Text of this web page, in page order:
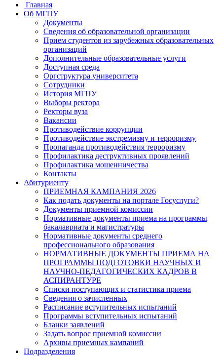
Главная
Об МГПУ
Документы
Сведения об образовательной организации
Прием студентов из зарубежных образовательных
организаций
Дополнительные образовательные услуги
Доступная среда
Оргструктура университета
Сотрудники
История МГПУ
Выборы ректора
Ректоры вуза
Вакансии
Противодействие коррупции
Противодействие экстремизму и терроризму
Пропаганда противодействия терроризму
Профилактика деструктивных проявлений
Профилактика мошенничества
Контакты
Абитуриенту
ПРИЕМНАЯ КАМПАНИЯ 2026
Как подать документы на портале Госуслуги?
Документы приемной комиссии
Нормативные документы приема на программы
бакалавриата и магистратуры
Нормативные документы среднего
профессионального образования
НОРМАТИВНЫЕ ДОКУМЕНТЫ ПРИЕМА НА
ПРОГРАММЫ ПОДГОТОВКИ НАУЧНЫХ И
НАУЧНО-ПЕДАГОГИЧЕСКИХ КАДРОВ В
АСПИРАНТУРЕ
Списки поступающих и статистика приема
Сведения о зачисленных
Расписание вступительных испытаний
Программы вступительных испытаний
Бланки заявлений
Задать вопрос приемной комиссии
Архивы приемных кампаний
Подразделения